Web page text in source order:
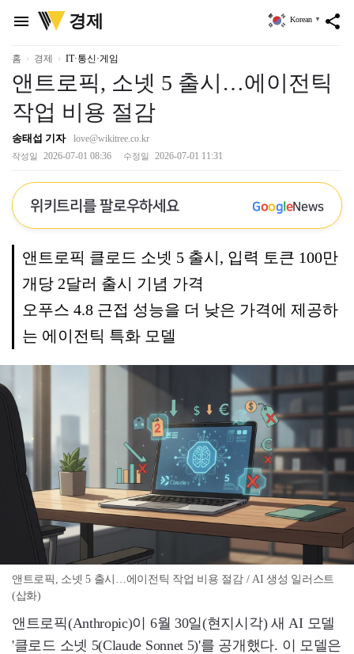
menu
위
키
리
경제 share
Korean ▼
홈 경제 IT·통신·게임
앤트로픽, 소넷 5 출시…에이전틱
작업 비용 절감
송태섭 기자 love@wikitree.co.kr
작성일 2026-07-01 08:36 수정일 2026-07-01 11:31
위키트리를 팔로우하세요 GoogleNews
앤트로픽 클로드 소넷 5 출시, 입력 토큰 100만
개당 2달러 출시 기념 가격
오푸스 4.8 근접 성능을 더 낮은 가격에 제공하
는 에이전틱 특화 모델
앤트로픽, 소넷 5 출시…에이전틱 작업 비용 절감 / AI 생성 일러스트
(삽화)
앤트로픽(Anthropic)이 6월 30일(현지시각) 새 AI 모델
'클로드 소넷 5(Claude Sonnet 5)'를 공개했다. 이 모델은